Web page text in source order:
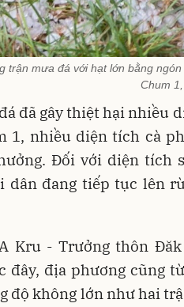
trận mưa đá với hạt lớn bằng
Chum
đã gây thiệt hại nhiều
1, nhiều diện tích cà
Đối với diện tích
dân đang tiếp tục lên
Kru - Trưởng thôn
đây, địa phương cũng
độ không lớn như hai